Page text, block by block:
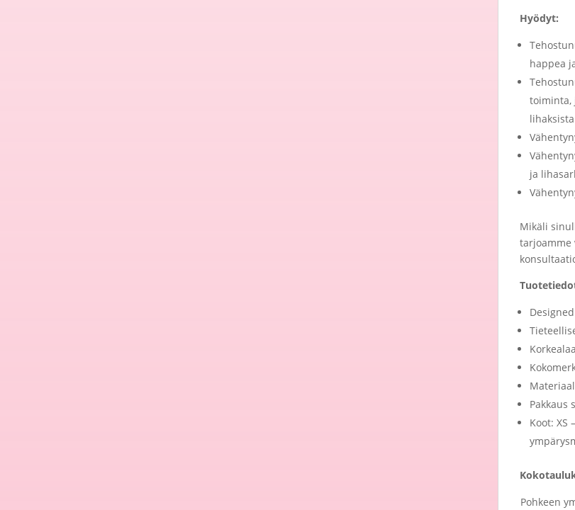
Hyödyt:
happea
toiminta,
ja
Mikäli
tarjoamme
Pakkaus
Koot: XS –
Pohkeen